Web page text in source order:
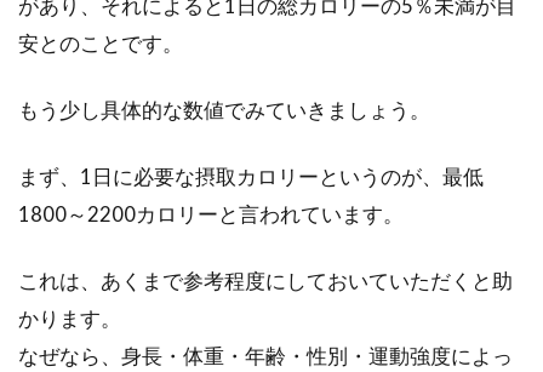
電子レンジ料理でこんなにもできる
簡単にで...
があり、それによると1日の総カロリーの5％未満が目
安とのことです。
もう少し具体的な数値でみていきましょう。
まず、1日に必要な摂取カロリーというのが、最低
1800～2200カロリーと言われています。
これは、あくまで参考程度にしておいていただくと助
かります。
なぜなら、身長・体重・年齢・性別・運動強度によっ